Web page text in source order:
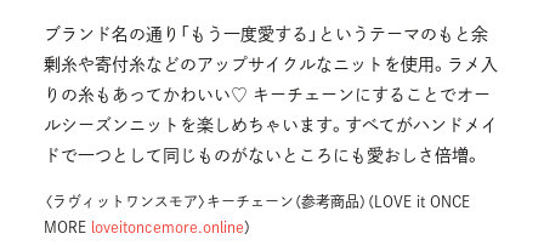
ブランド名の通り「もう一度愛する」というテーマのもと余
剰糸や寄付糸などのアップサイクルなニットを使用。ラメ入
りの糸もあってかわいい♡ キーチェーンにすることでオー
ルシーズンニットを楽しめちゃいます。すべてがハンドメイ
ドで一つとして同じものがないところにも愛おしさ倍増。
〈ラヴィットワンスモア〉キーチェーン（参考商品）（LOVE it ONCE
MORE loveitoncemore.online）